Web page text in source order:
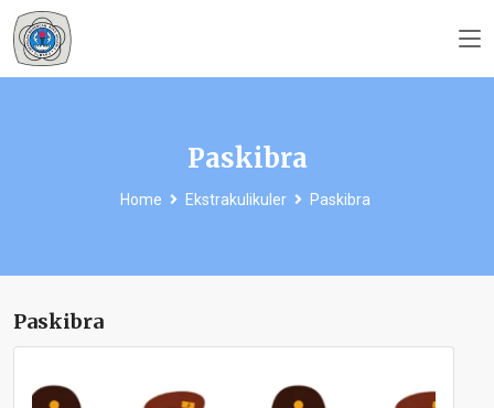
Paskibra
Home Ekstrakulikuler Paskibra
Paskibra